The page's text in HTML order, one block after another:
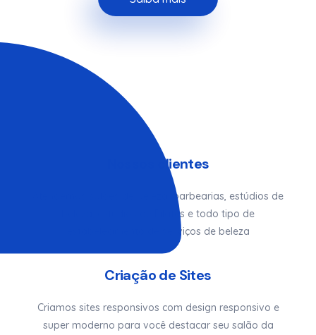
Nossos clientes
Atendemos salões de beleza, barbearias, estúdios de
beleza, estúdios de Pilates e todo tipo de
estabelecimento de serviços de beleza
Criação de Sites
Criamos sites responsivos com design responsivo e
super moderno para você destacar seu salão da